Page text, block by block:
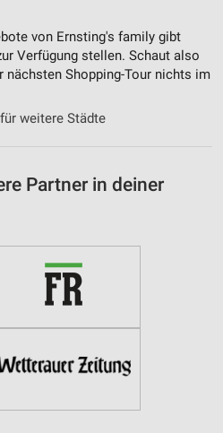
von Ernsting's family gibt
Verfügung stellen. Schaut also
nächsten Shopping-Tour nichts im
weitere Städte
Partner in deiner